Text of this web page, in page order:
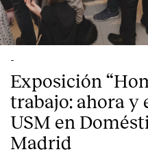
-
Exposición
trabajo: ahora y
USM en
Madrid